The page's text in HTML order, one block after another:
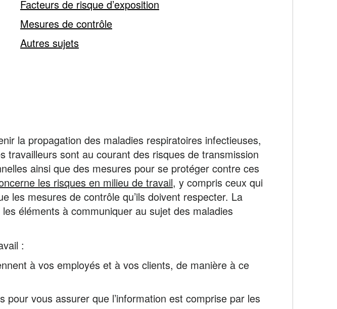
Facteurs de risque d’exposition
Mesures de contrôle
Autres sujets
la propagation des maladies respiratoires infectieuses,
travailleurs sont au courant des risques de transmission
ainsi que des mesures pour se protéger contre ces
les risques en milieu de travail, y compris ceux qui
les mesures de contrôle qu’ils doivent respecter. La
éléments à communiquer au sujet des maladies
:
à vos employés et à vos clients, de manière à ce
vous assurer que l’information est comprise par les